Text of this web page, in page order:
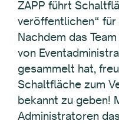
ZAPP führt
veröffentlichen“
Nachdem das
von
gesammelt hat,
Schaltfläche zum
bekannt zu geben!
Administratoren